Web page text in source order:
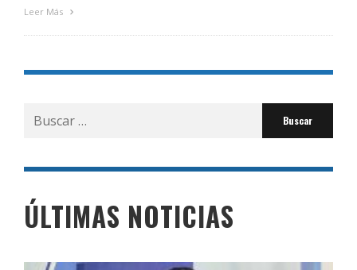
Leer Más
Buscar
por:
ÚLTIMAS NOTICIAS